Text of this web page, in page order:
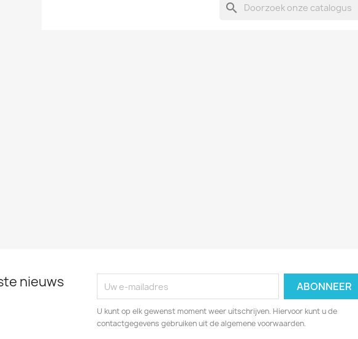
search
nieuws
U kunt op elk gewenst moment weer uitschrijven. Hiervoor kunt u de
contactgegevens gebruiken uit de algemene voorwaarden.